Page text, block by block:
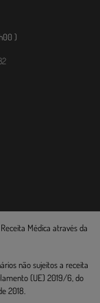
)
Médica através da
não sujeitos a receita
(UE) 2019/6, do
2018.